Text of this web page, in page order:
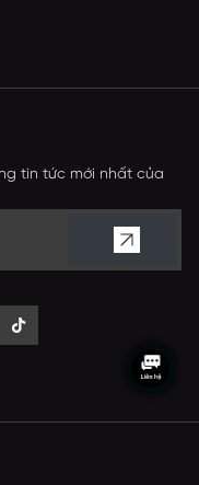
tin tức mới nhất của